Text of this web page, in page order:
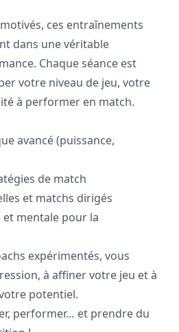
ces entraînements
dans une véritable
Chaque séance est
votre niveau de jeu, votre
à performer en match.
avancé (puissance,
de match
et matchs dirigés
mentale pour la
expérimentés, vous
à affiner votre jeu et à
potentiel.
performer… et prendre du